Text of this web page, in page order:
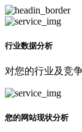
行业数据分析
对您的行业及竞
您的网站现状分析